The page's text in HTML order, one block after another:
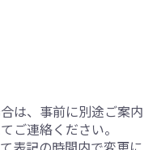
は、事前に別途ご案内
ご連絡ください。